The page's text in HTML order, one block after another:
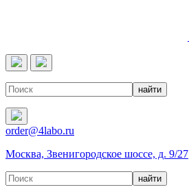
order@4labo.ru
Москва, Звенигородское шоссе, д. 9/27